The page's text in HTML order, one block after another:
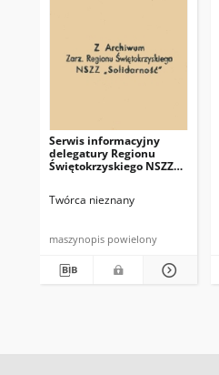
Serwis informacyjny
delegatury Regionu
Świętokrzyskiego NSZZ
Twórca nieznany
maszynopis powielony